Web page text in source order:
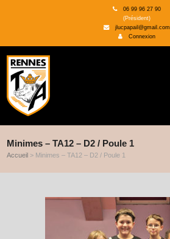
06 99 96 27 90
(Président)
jlucpapail@gmail.com
Connexion
Minimes – TA12 – D2 / Poule 1
Accueil > Minimes – TA12 – D2 / Poule 1